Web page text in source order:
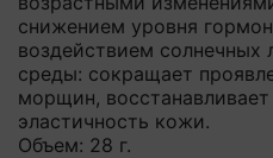
снижением уровня
воздействием
среды: сокращает
морщин, восстанавливает
эластичность кожи.
Объем: 28 г.